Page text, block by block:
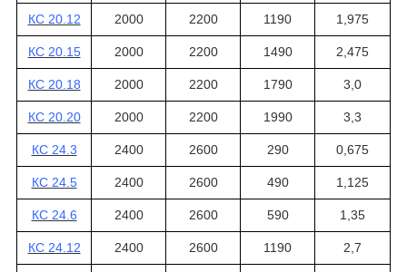
КС 20.12 2000 2200 1190 1,975
КС 20.15 2000 2200 1490 2,475
КС 20.18 2000 2200 1790 3,0
КС 20.20 2000 2200 1990 3,3
КС 24.3 2400 2600 290 0,675
КС 24.5 2400 2600 490 1,125
КС 24.6 2400 2600 590 1,35
КС 24.12 2400 2600 1190 2,7